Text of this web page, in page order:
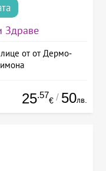
Здраве
лице от от Дермо-
25.57
€ / 50лв.